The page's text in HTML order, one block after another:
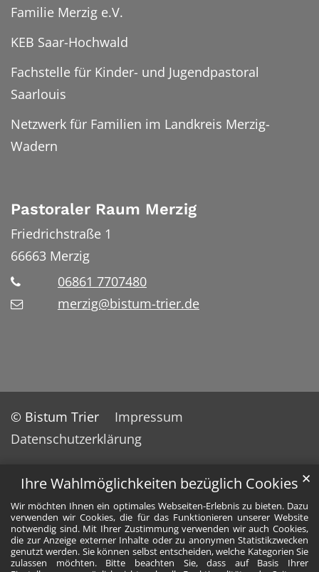
Ihre Wahlmöglichkeiten bezüglich Cookies
Wir möchten Ihnen ein optimales Webseiten-Erlebnis zu bieten. Dazu
verwenden wir Cookies, die für das Funktionieren unserer Website
notwendig sind. Mit Ihrer Zustimmung verwenden wir auch Cookies,
die zur Anzeige externer Inhalte oder zu anonymen Statistikzwecken
genutzt werden. Sie können selbst entscheiden, welche Kategorien Sie
zulassen möchten. Bitte beachten Sie, dass auf Basis Ihrer
✕
Familie Merzig e.V.
KEB Saar-Hochwald
Fachstelle für Kinder- und Jugendpastoral
Saarlouis
Netzwerk für Familien im Landkreis Merzig-
Wadern
Pastoraler Raum Merzig
Friedrichstraße 1
66663 Merzig
06861 7707480
merzig@bistum-trier.de
© Bistum Trier
Impressum
Datenschutzerklärung